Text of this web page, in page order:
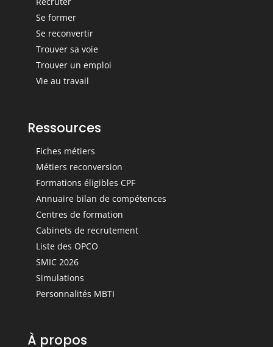
Se former
Se reconvertir
Trouver sa voie
Trouver un emploi
Vie au travail
Ressources
Fiches métiers
Métiers reconversion
Formations éligibles CPF
Annuaire bilan de compétences
Centres de formation
Cabinets de recrutement
Liste des OPCO
SMIC 2026
Simulations
Personnalités MBTI
À propos